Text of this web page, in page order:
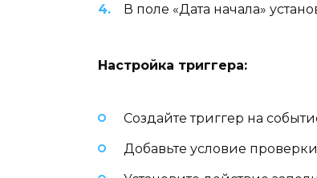
В поле «Дата начала»
Настройка триггера:
Создайте триггер на
Добавьте условие проверки